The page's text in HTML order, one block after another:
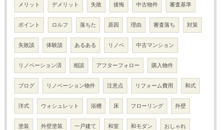
メリット デメリット 失敗 後悔 中古物件 審査基準
ポイント ロルフ 落ちた 原因 理由 審査落ち 対策
失敗談 体験談 あるある リノベ 中古マンション
リノベーション済 相談 アフターフォロー 購入物件
ブログ リノベーション物件 注意点 リフォーム費用 和式
洋式 ウォシュレット 浴槽 床 フローリング 外壁
塗装 外壁塗装 一戸建て 和室 和モダン おしゃれ